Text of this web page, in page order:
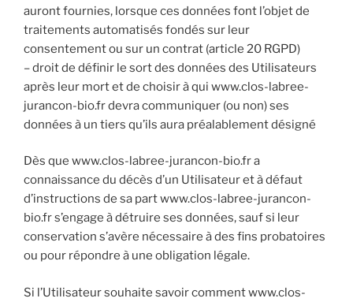
auront fournies, lorsque ces données font l’objet de
traitements automatisés fondés sur leur
consentement ou sur un contrat (article 20 RGPD)
– droit de définir le sort des données des Utilisateurs
après leur mort et de choisir à qui www.clos-labree-
jurancon-bio.fr devra communiquer (ou non) ses
données à un tiers qu’ils aura préalablement désigné
Dès que www.clos-labree-jurancon-bio.fr a
connaissance du décès d’un Utilisateur et à défaut
d’instructions de sa part www.clos-labree-jurancon-
bio.fr s’engage à détruire ses données, sauf si leur
conservation s’avère nécessaire à des fins probatoires
ou pour répondre à une obligation légale.
Si l’Utilisateur souhaite savoir comment www.clos-